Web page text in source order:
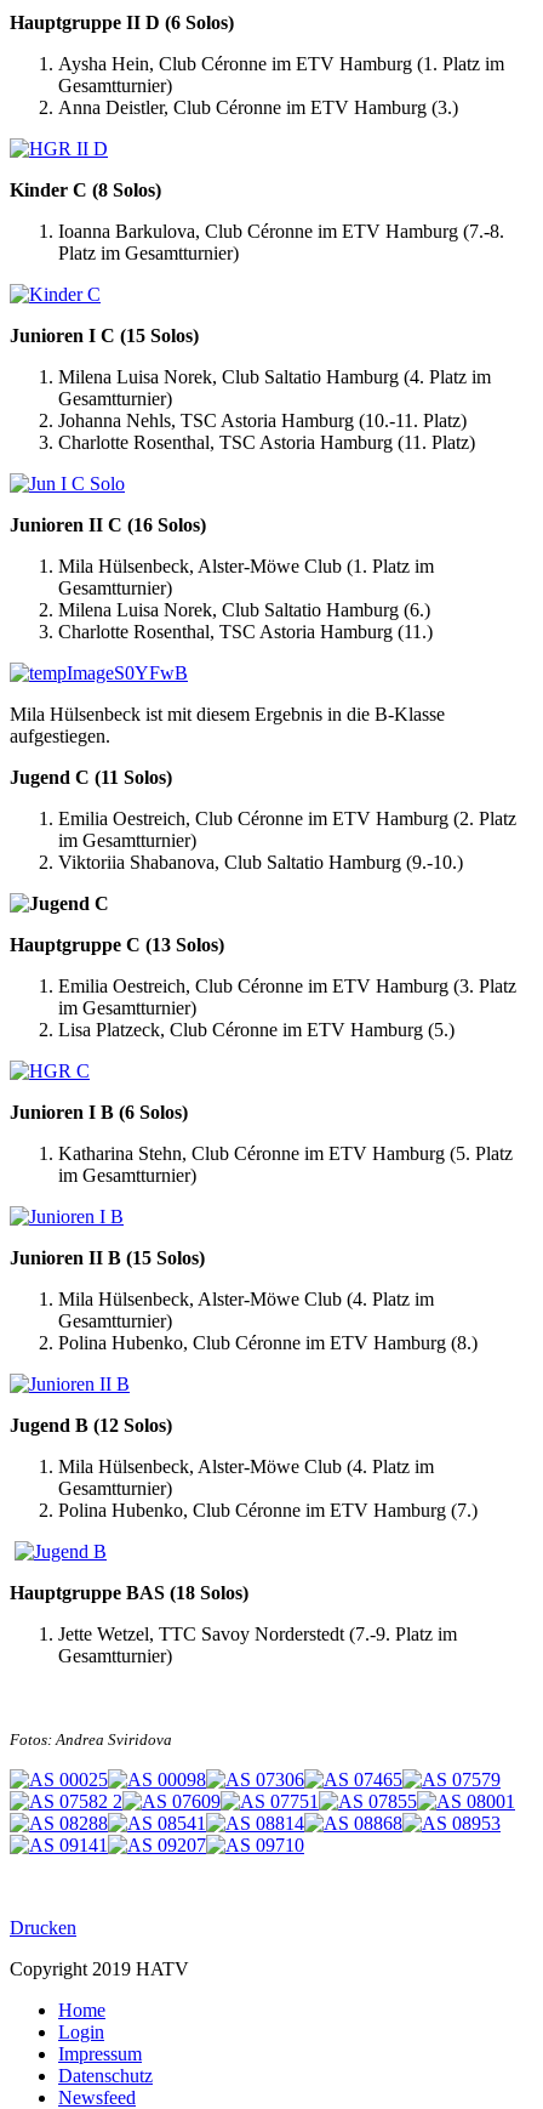
Hauptgruppe II D (6 Solos)
Aysha Hein, Club Céronne im ETV Hamburg (1. Platz im
Gesamtturnier)
Anna Deistler, Club Céronne im ETV Hamburg (3.)
Kinder C (8 Solos)
Ioanna Barkulova, Club Céronne im ETV Hamburg (7.-8.
Platz im Gesamtturnier)
Junioren I C (15 Solos)
Milena Luisa Norek, Club Saltatio Hamburg (4. Platz im
Gesamtturnier)
Johanna Nehls, TSC Astoria Hamburg (10.-11. Platz)
Charlotte Rosenthal, TSC Astoria Hamburg (11. Platz)
Junioren II C (16 Solos)
Mila Hülsenbeck, Alster-Möwe Club (1. Platz im
Gesamtturnier)
Milena Luisa Norek, Club Saltatio Hamburg (6.)
Charlotte Rosenthal, TSC Astoria Hamburg (11.)
Mila Hülsenbeck ist mit diesem Ergebnis in die B-Klasse
aufgestiegen.
Jugend C (11 Solos)
Emilia Oestreich, Club Céronne im ETV Hamburg (2. Platz
im Gesamtturnier)
Viktoriia Shabanova, Club Saltatio Hamburg (9.-10.)
Hauptgruppe C (13 Solos)
Emilia Oestreich, Club Céronne im ETV Hamburg (3. Platz
im Gesamtturnier)
Lisa Platzeck, Club Céronne im ETV Hamburg (5.)
Junioren I B (6 Solos)
Katharina Stehn, Club Céronne im ETV Hamburg (5. Platz
im Gesamtturnier)
Junioren II B (15 Solos)
Mila Hülsenbeck, Alster-Möwe Club (4. Platz im
Gesamtturnier)
Polina Hubenko, Club Céronne im ETV Hamburg (8.)
Jugend B (12 Solos)
Mila Hülsenbeck, Alster-Möwe Club (4. Platz im
Gesamtturnier)
Polina Hubenko, Club Céronne im ETV Hamburg (7.)
Hauptgruppe BAS (18 Solos)
Jette Wetzel, TTC Savoy Norderstedt (7.-9. Platz im
Gesamtturnier)
Fotos: Andrea Sviridova
Drucken
Copyright 2019 HATV
Home
Login
Impressum
Datenschutz
Newsfeed